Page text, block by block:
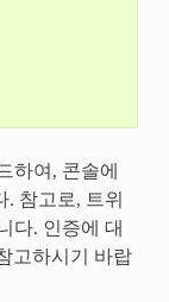
하여, 콘솔에
참고로, 트위
다. 인증에 대
고하시기 바랍